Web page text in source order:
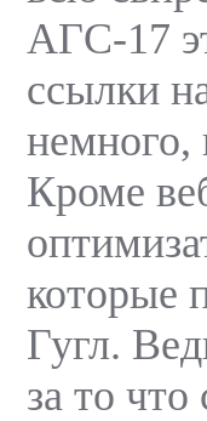
АГС-17
ссылки
немного,
Кроме
которые
Гугл.
за то